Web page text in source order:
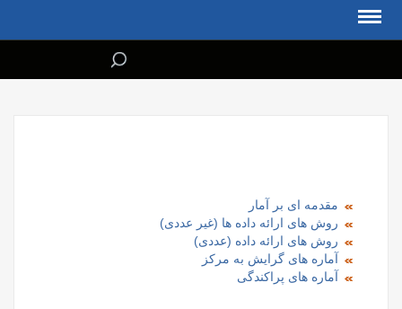
مقدمه ای بر آمار
روش های ارائه داده ها (غیر عددی)
روش های ارائه داده (عددی)
آماره های گرایش به مرکز
آماره های پراکندگی